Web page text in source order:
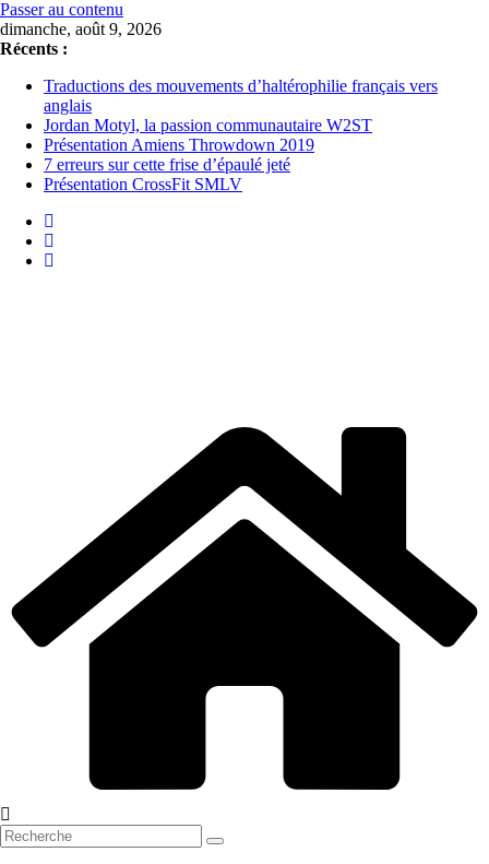
Passer au contenu
dimanche, août 9, 2026
Récents :
Traductions des mouvements d’haltérophilie français vers
anglais
Jordan Motyl, la passion communautaire W2ST
Présentation Amiens Throwdown 2019
7 erreurs sur cette frise d’épaulé jeté
Présentation CrossFit SMLV